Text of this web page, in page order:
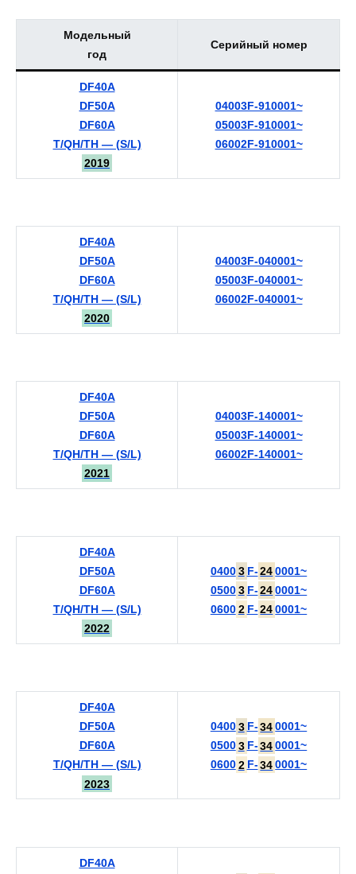
Модельный
год
Серийный номер
DF40A
DF50A
DF60A
T/QH/TH — (S/L)
2019
04003F-910001~
05003F-910001~
06002F-910001~
DF40A
DF50A
DF60A
T/QH/TH — (S/L)
2020
04003F-040001~
05003F-040001~
06002F-040001~
DF40A
DF50A
DF60A
T/QH/TH — (S/L)
2021
04003F-140001~
05003F-140001~
06002F-140001~
DF40A
DF50A
DF60A
T/QH/TH — (S/L)
2022
0400 3 F-24 0001~
0500 3 F-24 0001~
0600 2 F-24 0001~
DF40A
DF50A
DF60A
T/QH/TH — (S/L)
2023
0400 3 F-34 0001~
0500 3 F-34 0001~
0600 2 F-34 0001~
DF40A